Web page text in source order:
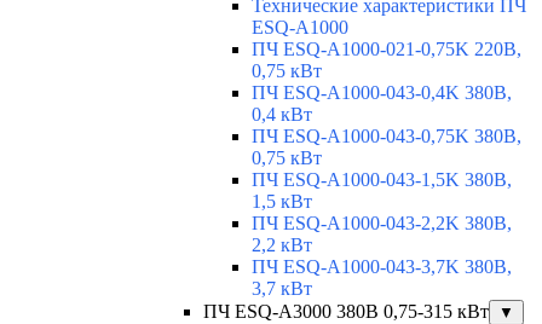
Технические характеристики ПЧ
ESQ-A1000
ПЧ ESQ-A1000-021-0,75K 220В,
0,75 кВт
ПЧ ESQ-A1000-043-0,4K 380В,
0,4 кВт
ПЧ ESQ-A1000-043-0,75K 380В,
0,75 кВт
ПЧ ESQ-A1000-043-1,5K 380В,
1,5 кВт
ПЧ ESQ-A1000-043-2,2K 380В,
2,2 кВт
ПЧ ESQ-A1000-043-3,7K 380В,
3,7 кВт
ПЧ ESQ-A3000 380В 0,75-315 кВт
▼